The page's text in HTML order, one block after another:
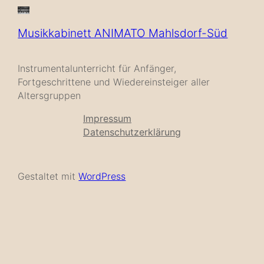
Musikkabinett ANIMATO Mahlsdorf-Süd
Instrumentalunterricht für Anfänger,
Fortgeschrittene und Wiedereinsteiger aller
Altersgruppen
Impressum
Datenschutzerklärung
Gestaltet mitWordPress